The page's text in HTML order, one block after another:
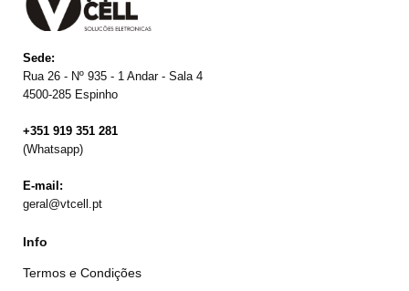
Sede:
Rua 26 - Nº 935 - 1 Andar - Sala 4
4500-285 Espinho
+351 919 351 281
(Whatsapp)
E-mail:
geral@vtcell.pt
Info
Termos e Condições